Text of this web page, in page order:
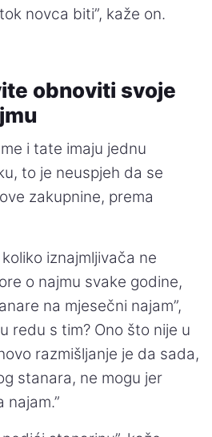
novca biti”, kaže on.
obnoviti svoje
i tate imaju jednu
to je neuspjeh da se
zakupnine, prema
iznajmljivača ne
o najmu svake godine,
na mjesečni najam”,
redu s tim? Ono što nije u
razmišljanje je da sada,
stanara, ne mogu jer
najam.”